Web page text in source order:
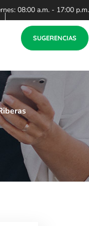
08:00 a.m. - 17:00 p.m.
SUGERENCIAS